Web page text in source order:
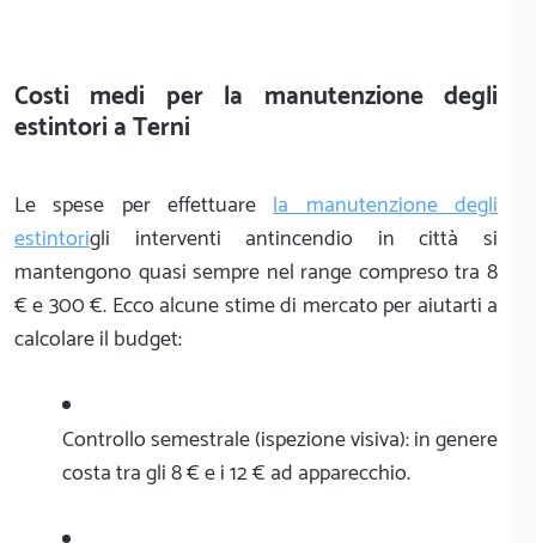
Costi medi per la manutenzione degli
estintori a Terni
Le spese per effettuarela manutenzione degli
estintorigli interventi antincendio in città si
mantengono quasi sempre nel range compreso tra 8
€ e 300 €. Ecco alcune stime di mercato per aiutarti a
calcolare il budget:
Controllo semestrale (ispezione visiva): in genere
costa tra gli 8 € e i 12 € ad apparecchio.